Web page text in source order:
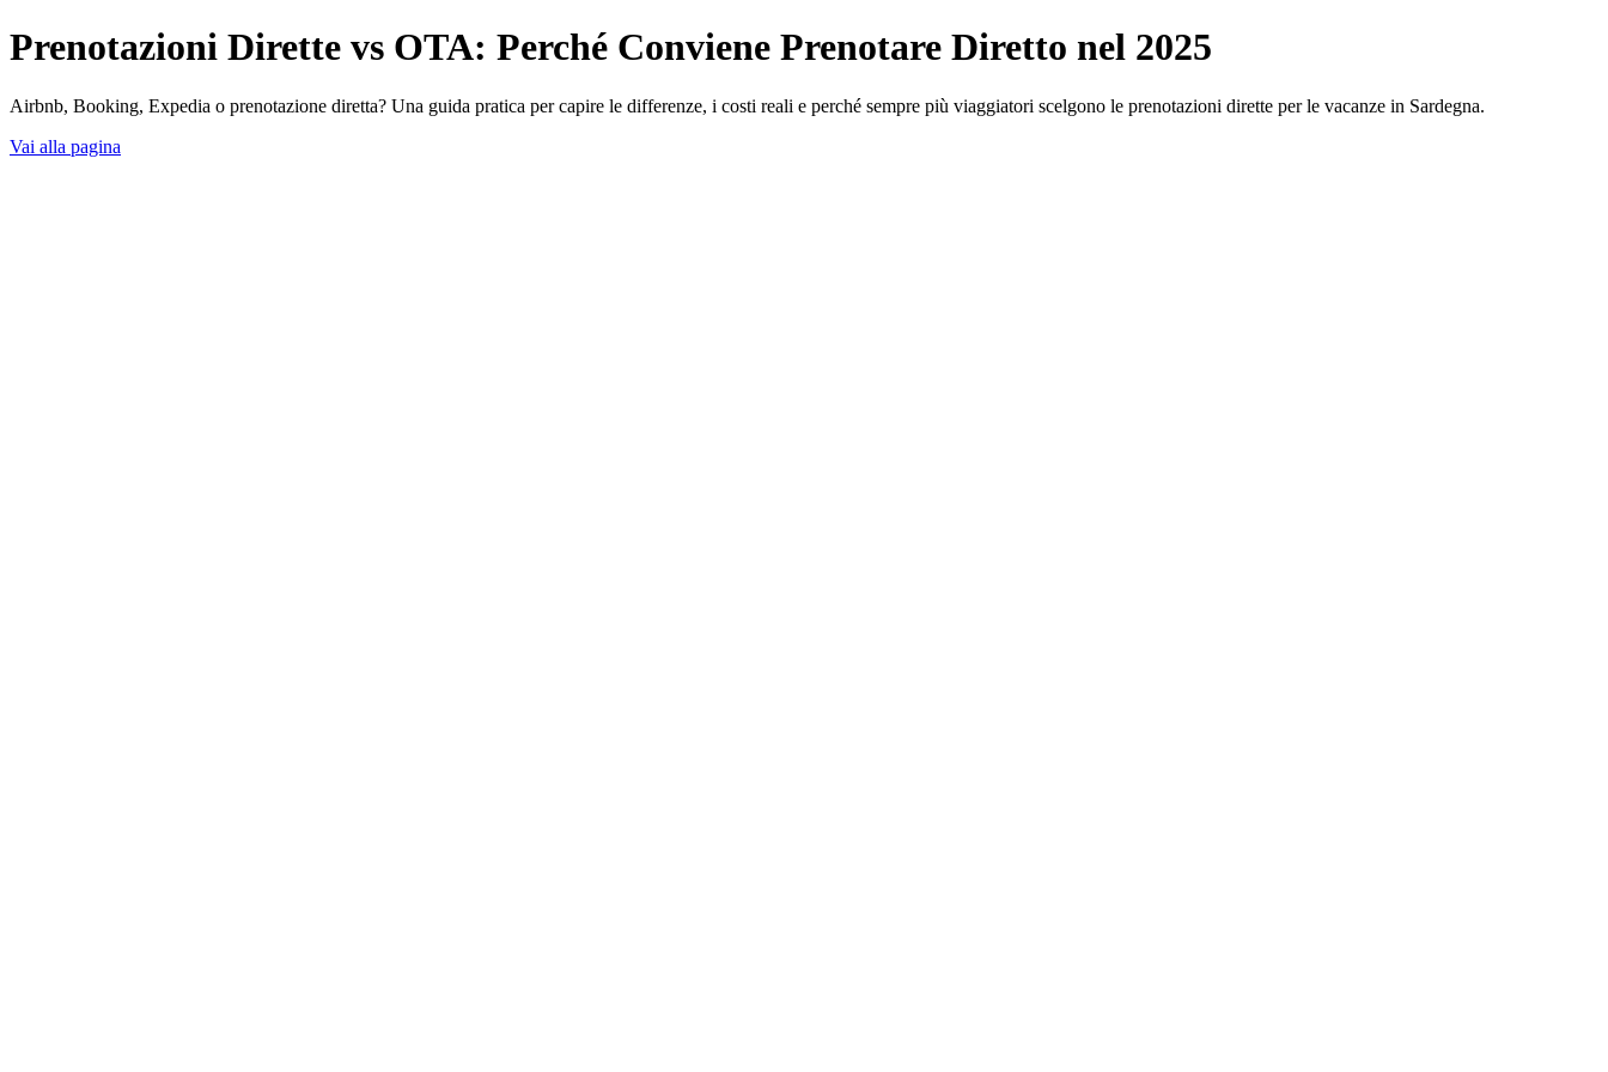
Prenotazioni Dirette vs OTA: Perché Conviene Prenotare Diretto nel 2025
Airbnb, Booking, Expedia o prenotazione diretta? Una guida pratica per capire le differenze, i costi reali e perché sempre più viaggiatori scelgono le prenotazioni dirette per le vacanze in Sardegna.
Vai alla pagina